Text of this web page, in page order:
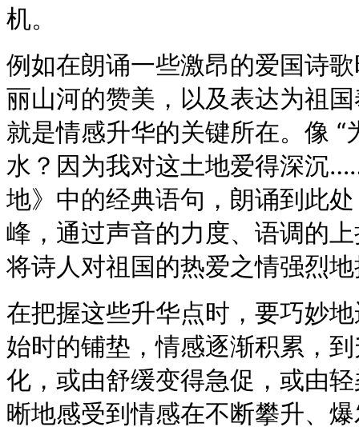
机。
例如在朗诵一些激昂的爱国诗
丽山河的赞美，以及表达为祖
就是情感升华的关键所在。像
水？因为我对这土地爱得深沉
地》中的经典语句，朗诵到此
峰，通过声音的力度、语调的
将诗人对祖国的热爱之情强烈
在把握这些升华点时，要巧妙
始时的铺垫，情感逐渐积累，
化，或由舒缓变得急促，或由
晰地感受到情感在不断攀升、